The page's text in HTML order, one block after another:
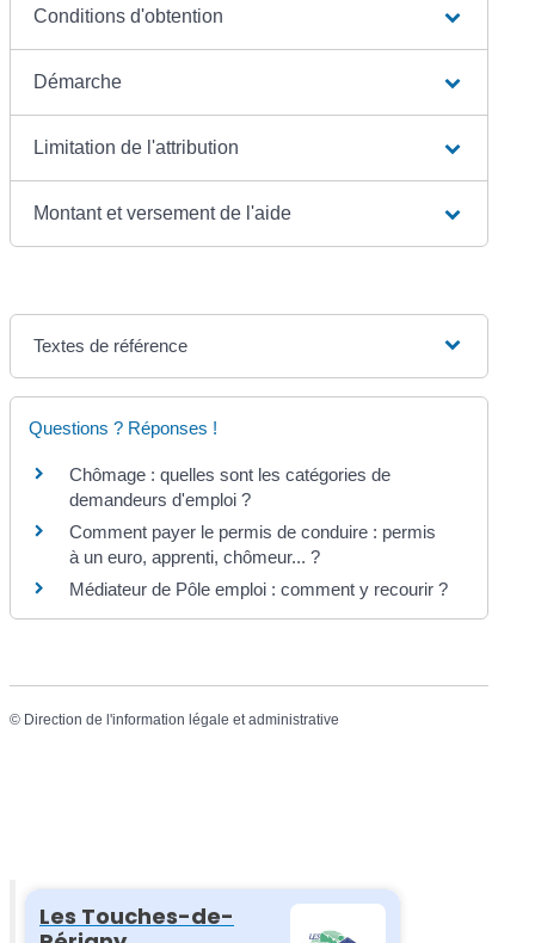
Conditions d'obtention
Démarche
Limitation de l'attribution
Montant et versement de l'aide
Textes de référence
Questions ? Réponses !
Chômage : quelles sont les catégories de
demandeurs d'emploi ?
Comment payer le permis de conduire : permis
à un euro, apprenti, chômeur... ?
Médiateur de Pôle emploi : comment y recourir ?
© Direction de l'information légale et administrative